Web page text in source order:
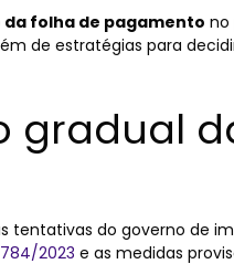
folha de pagamento no
de estratégias para
gradual
tentativas do governo de
2023 e as medidas